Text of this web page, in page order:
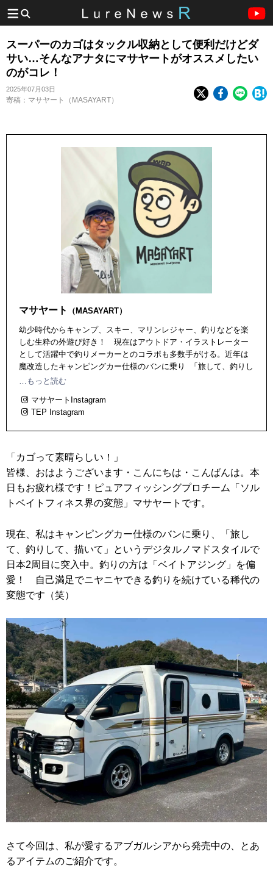
スーパーのカゴはタックル収納として便利だけどダ
サい…そんなアナタにマサヤートがオススメしたい
のがコレ！
2025年07月03日
寄稿：マサヤート（MASAYART）
マサヤート （MASAYART）
幼少時代からキャンプ、スキー、マリンレジャー、釣りなどを楽
しむ生粋の外遊び好き！ 現在はアウトドア・イラストレーター
として活躍中で釣りメーカーとのコラボも多数手がける。近年は
魔改造したキャンピングカー仕様のバンに乗り 「旅して、釣りし
て、描いて」というノマドワーカースタイルで全国各地を巡って
ップ「TEP テップ（ third eye peeps）」（滋賀県大津市南比良
573）をオープン！外遊び/水遊びガイドなども行っている。
…もっと読む
マサヤートInstagram
TEP Instagram
「カゴって素晴らしい！」
皆様、おはようございます・こんにちは・こんばんは。本
日もお疲れ様です！ピュアフィッシングプロチーム「ソル
トベイトフィネス界の変態」マサヤートです。
現在、私はキャンピングカー仕様のバンに乗り、「旅し
て、釣りして、描いて」というデジタルノマドスタイルで
日本2周目に突入中。釣りの方は「ベイトアジング」を偏
愛！ 自己満足でニヤニヤできる釣りを続けている稀代の
変態です（笑）
さて今回は、私が愛するアブガルシアから発売中の、とあ
るアイテムのご紹介です。